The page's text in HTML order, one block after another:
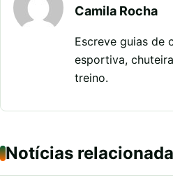
Camila Rocha
Escreve guias de
esportiva,
treino.
Notícias